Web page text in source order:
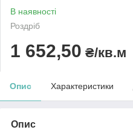
В наявності
Роздріб
1 652,50 ₴/кв.м
Опис Характеристики
Опис